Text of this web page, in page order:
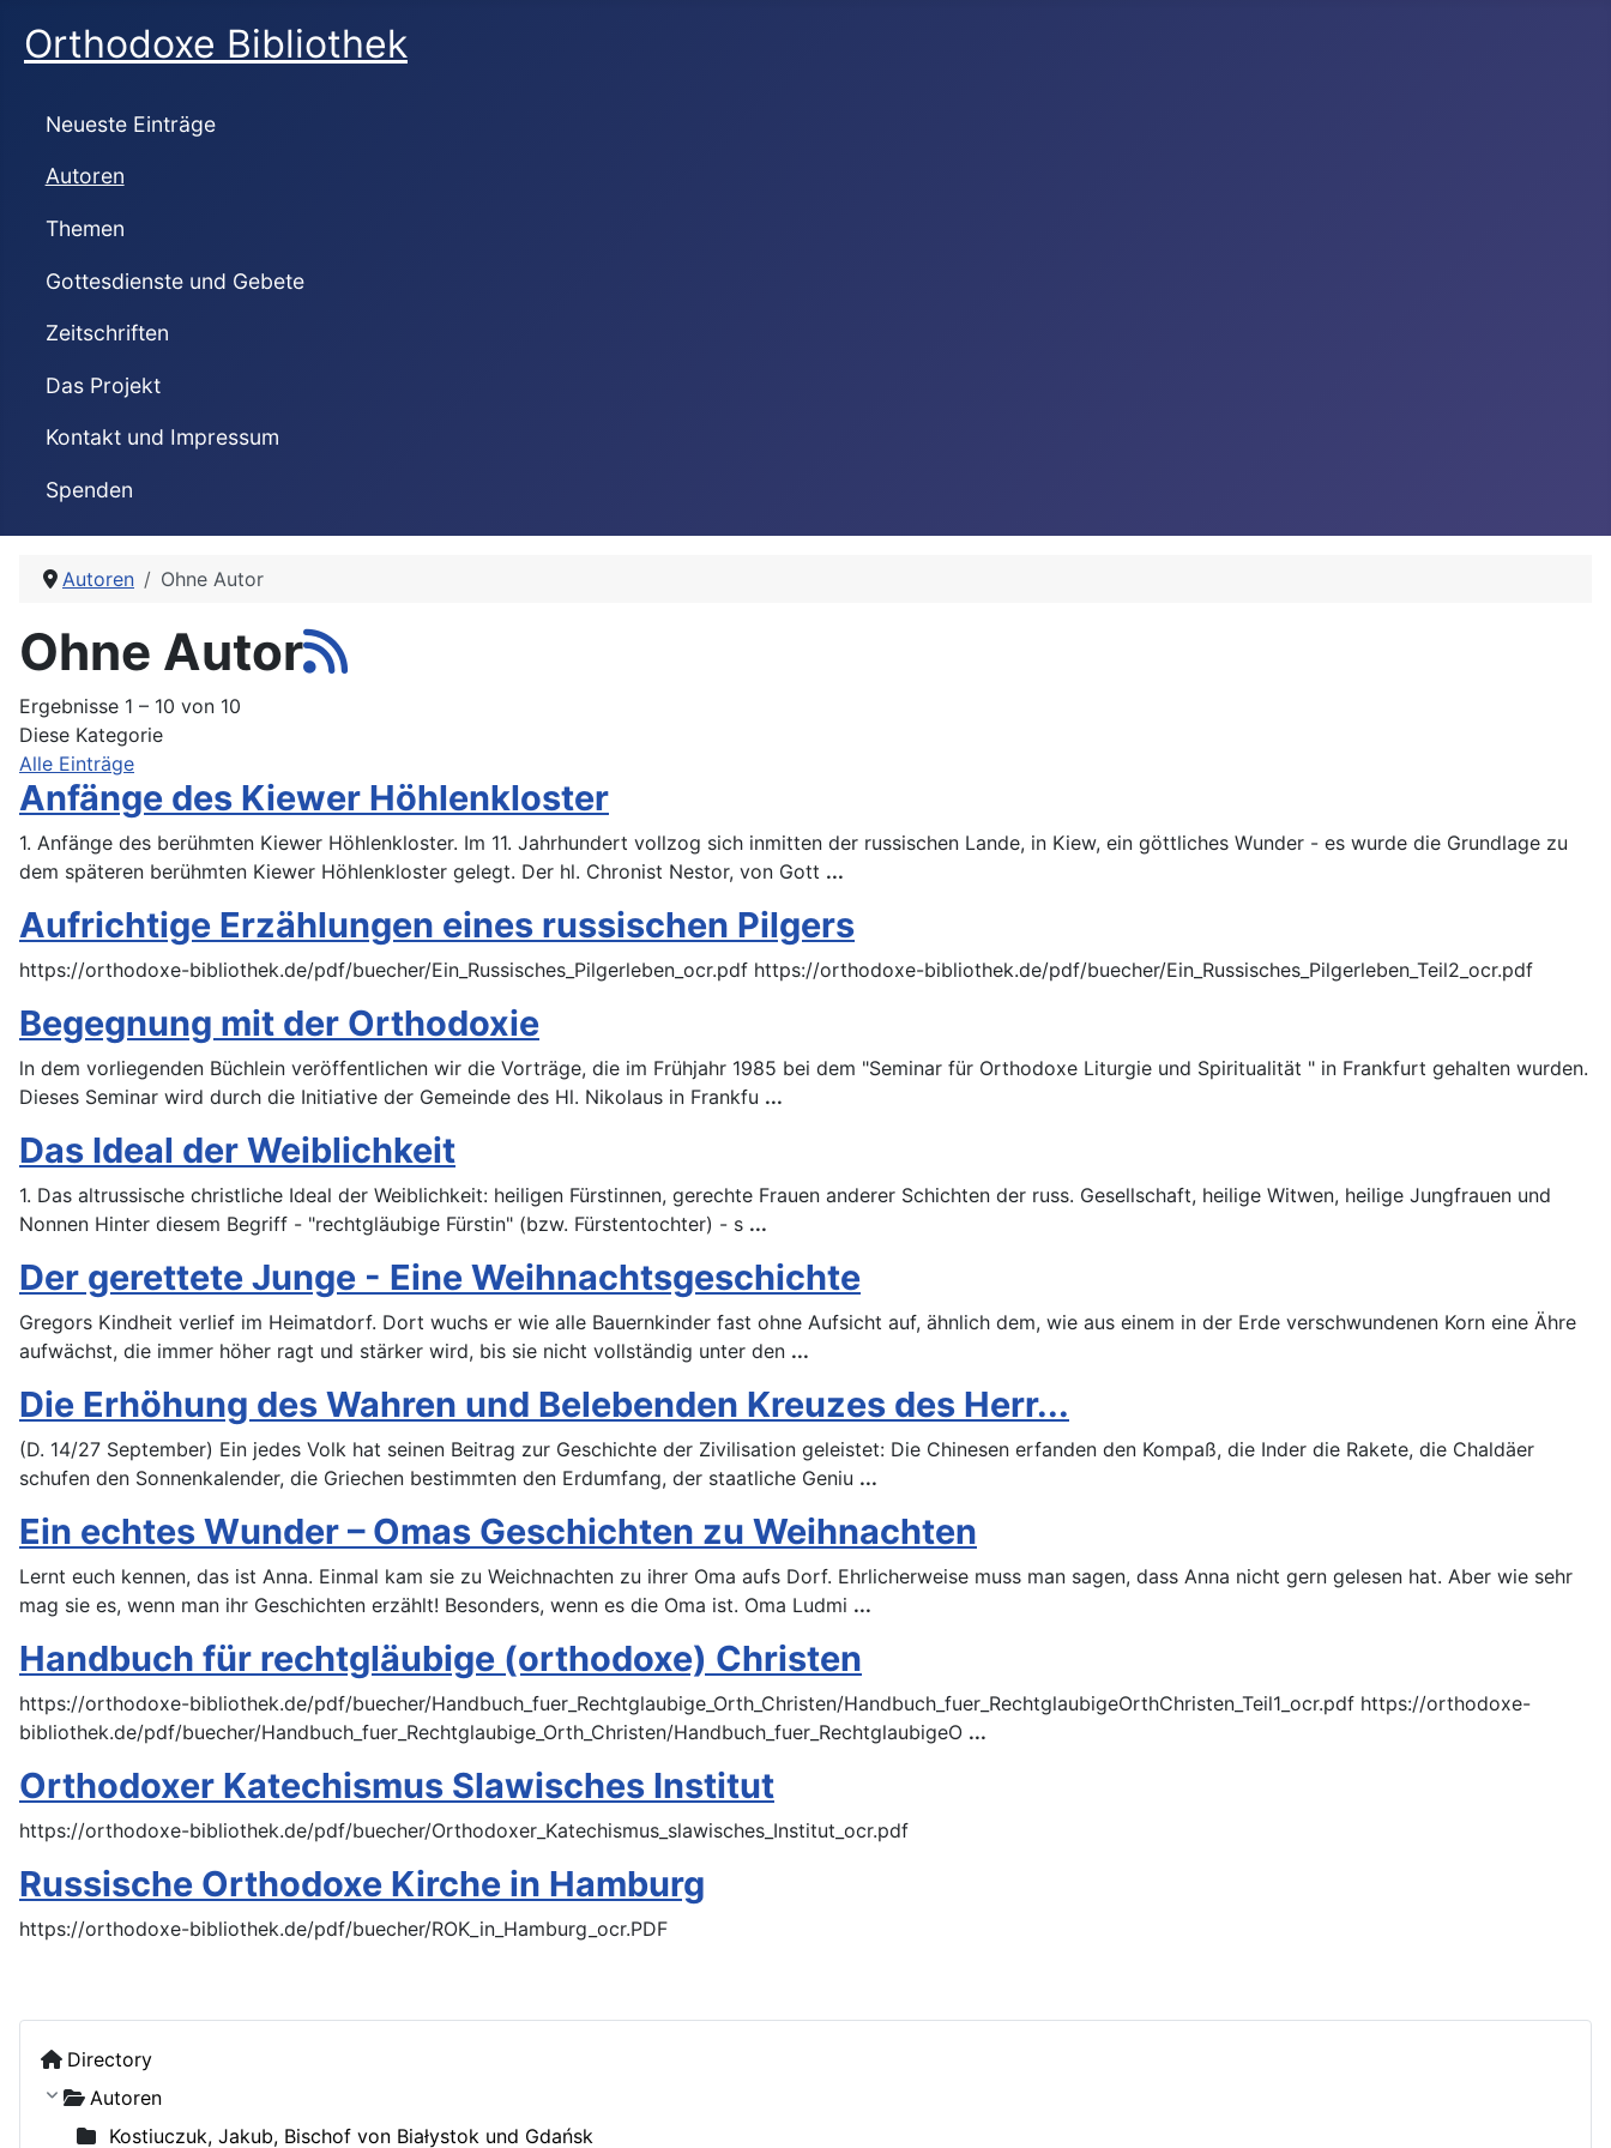
Orthodoxe Bibliothek
Neueste Einträge
Autoren
Themen
Gottesdienste und Gebete
Zeitschriften
Das Projekt
Kontakt und Impressum
Spenden
Directory
Autoren
Kostiuczuk, Jakub, Bischof von Białystok und Gdańsk
Autoren Ohne Autor
Ohne Autor
Ergebnisse 1 – 10 von 10
Diese Kategorie
Alle Einträge
Anfänge des Kiewer Höhlenkloster
1. Anfänge des berühmten Kiewer Höhlenkloster. Im 11. Jahrhundert vollzog sich inmitten der russischen Lande, in Kiew, ein göttliches Wunder - es wurde die Grundlage zu
dem späteren berühmten Kiewer Höhlenkloster gelegt. Der hl. Chronist Nestor, von Gott ...
Aufrichtige Erzählungen eines russischen Pilgers
https://orthodoxe-bibliothek.de/pdf/buecher/Ein_Russisches_Pilgerleben_ocr.pdf https://orthodoxe-bibliothek.de/pdf/buecher/Ein_Russisches_Pilgerleben_Teil2_ocr.pdf
Begegnung mit der Orthodoxie
ln dem vorliegenden Büchlein veröffentlichen wir die Vorträge, die im Frühjahr 1985 bei dem "Seminar für Orthodoxe Liturgie und Spiritualität " in Frankfurt gehalten wurden.
Dieses Seminar wird durch die Initiative der Gemeinde des Hl. Nikolaus in Frankfu ...
Das Ideal der Weiblichkeit
1. Das altrussische christliche Ideal der Weiblichkeit: heiligen Fürstinnen, gerechte Frauen anderer Schichten der russ. Gesellschaft, heilige Witwen, heilige Jungfrauen und
Nonnen Hinter diesem Begriff - "rechtgläubige Fürstin" (bzw. Fürstentochter) - s ...
Der gerettete Junge - Eine Weihnachtsgeschichte
Gregors Kindheit verlief im Heimatdorf. Dort wuchs er wie alle Bauernkinder fast ohne Aufsicht auf, ähnlich dem, wie aus einem in der Erde verschwundenen Korn eine Ähre
aufwächst, die immer höher ragt und stärker wird, bis sie nicht vollständig unter den ...
Die Erhöhung des Wahren und Belebenden Kreuzes des Herr...
(D. 14/27 September) Ein jedes Volk hat seinen Beitrag zur Geschichte der Zivilisation geleistet: Die Chinesen erfanden den Kompaß, die Inder die Rakete, die Chaldäer
schufen den Sonnenkalender, die Griechen bestimmten den Erdumfang, der staatliche Geniu ...
Ein echtes Wunder – Omas Geschichten zu Weihnachten
Lernt euch kennen, das ist Anna. Einmal kam sie zu Weichnachten zu ihrer Oma aufs Dorf. Ehrlicherweise muss man sagen, dass Anna nicht gern gelesen hat. Aber wie sehr
mag sie es, wenn man ihr Geschichten erzählt! Besonders, wenn es die Oma ist. Oma Ludmi ...
Handbuch für rechtgläubige (orthodoxe) Christen
https://orthodoxe-bibliothek.de/pdf/buecher/Handbuch_fuer_Rechtglaubige_Orth_Christen/Handbuch_fuer_RechtglaubigeOrthChristen_Teil1_ocr.pdf https://orthodoxe-
bibliothek.de/pdf/buecher/Handbuch_fuer_Rechtglaubige_Orth_Christen/Handbuch_fuer_RechtglaubigeO ...
Orthodoxer Katechismus Slawisches Institut
https://orthodoxe-bibliothek.de/pdf/buecher/Orthodoxer_Katechismus_slawisches_Institut_ocr.pdf
Russische Orthodoxe Kirche in Hamburg
https://orthodoxe-bibliothek.de/pdf/buecher/ROK_in_Hamburg_ocr.PDF